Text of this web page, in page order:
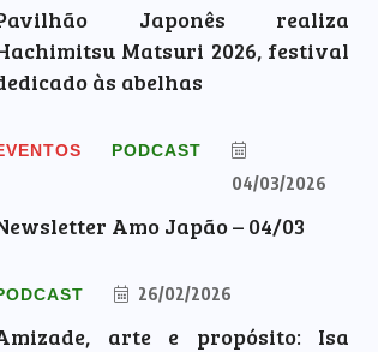
Japonês realiza
Matsuri 2026, festival
às abelhas
PODCAST
04/03/2026
Amo Japão – 04/03
26/02/2026
arte e propósito: Isa